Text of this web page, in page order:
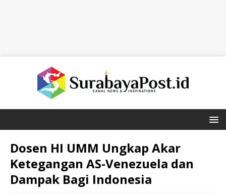
Dosen HI UMM Ungkap Akar
Ketegangan AS-Venezuela dan
Dampak Bagi Indonesia